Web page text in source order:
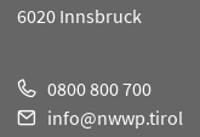
6020 Innsbruck
0800 800 700
info@nwwp.tirol